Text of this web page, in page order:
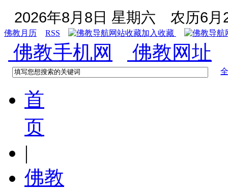
2026年8月8日 星期六 农历6月
佛教月历 RSS 加入收藏
佛教手机网 佛教网址
首
页
|
佛教